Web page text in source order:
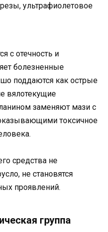
ультрафиолетовое
с отечность и
болезненные
поддаются как острые
вялотекущие
заменяют мази с
токсичное
средства не
не становятся
проявлений.
группа